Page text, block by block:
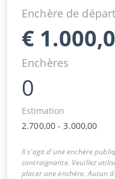
Enchère de départ
€
Enchères
0
Estimation
2.700,00 -3.000,00
Il s'agit d'une enchère
contraignante. Veuillez
placer une enchère. Aucun